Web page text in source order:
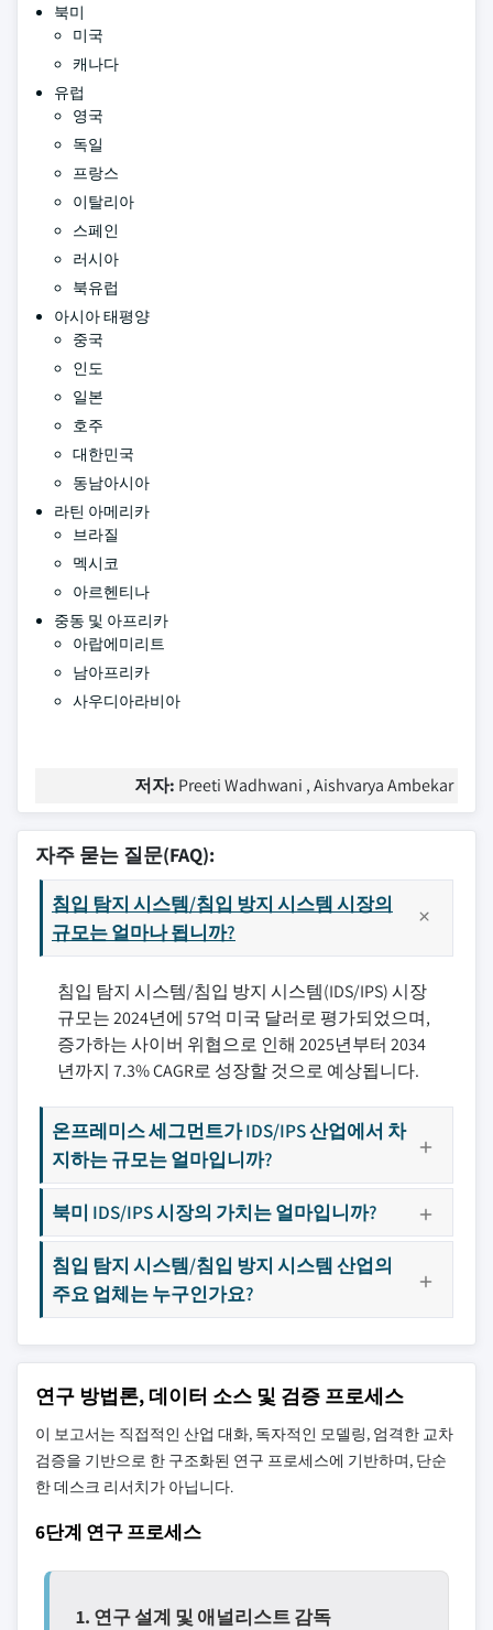
북미
미국
캐나다
유럽
영국
독일
프랑스
이탈리아
스페인
러시아
북유럽
아시아 태평양
중국
인도
일본
호주
대한민국
동남아시아
라틴 아메리카
브라질
멕시코
아르헨티나
중동 및 아프리카
아랍에미리트
남아프리카
사우디아라비아
저자: Preeti Wadhwani , Aishvarya Ambekar
자주 묻는 질문(FAQ):
침입 탐지 시스템/침입 방지 시스템 시장의
규모는 얼마나 됩니까?
침입 탐지 시스템/침입 방지 시스템(IDS/IPS) 시장
규모는 2024년에 57억 미국 달러로 평가되었으며,
증가하는 사이버 위협으로 인해 2025년부터 2034
년까지 7.3% CAGR로 성장할 것으로 예상됩니다.
온프레미스 세그먼트가 IDS/IPS 산업에서 차
지하는 규모는 얼마입니까?
북미 IDS/IPS 시장의 가치는 얼마입니까?
침입 탐지 시스템/침입 방지 시스템 산업의
주요 업체는 누구인가요?
연구 방법론, 데이터 소스 및 검증 프로세스
이 보고서는 직접적인 산업 대화, 독자적인 모델링, 엄격한 교차
검증을 기반으로 한 구조화된 연구 프로세스에 기반하며, 단순
한 데스크 리서치가 아닙니다.
6단계 연구 프로세스
1. 연구 설계 및 애널리스트 감독